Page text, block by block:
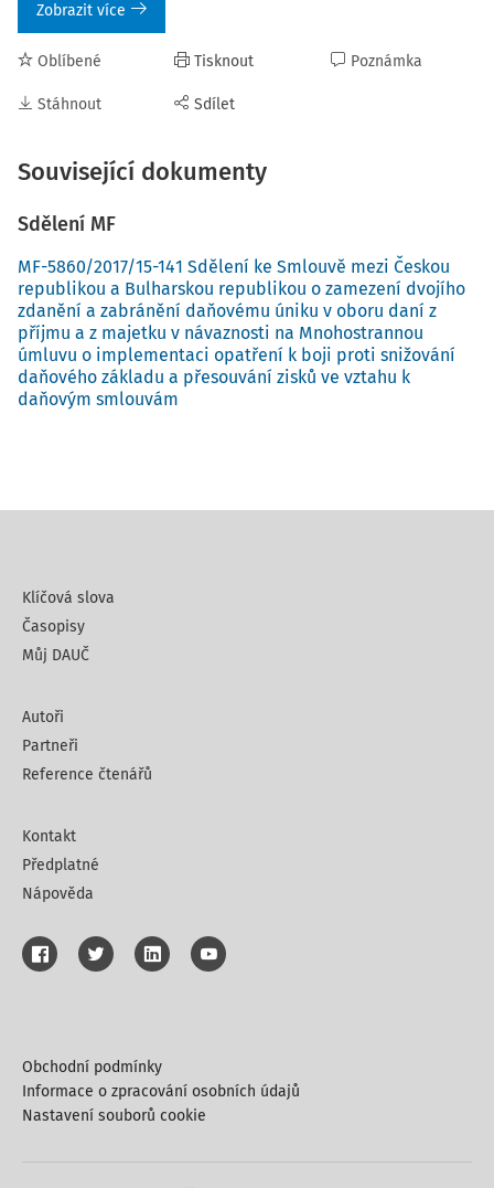
Zobrazit více
Oblíbené
Stáhnout
Tisknout
Sdílet
Poznámka
Související dokumenty
Sdělení MF
MF-5860/2017/15-141 Sdělení ke Smlouvě mezi Českou
republikou a Bulharskou republikou o zamezení dvojího
zdanění a zabránění daňovému úniku v oboru daní z
příjmu a z majetku v návaznosti na Mnohostrannou
úmluvu o implementaci opatření k boji proti snižování
daňového základu a přesouvání zisků ve vztahu k
daňovým smlouvám
Klíčová slova
Časopisy
Můj DAUČ
Autoři
Partneři
Reference čtenářů
Kontakt
Předplatné
Nápověda
Obchodní podmínky
Informace o zpracování osobních údajů
Nastavení souborů cookie